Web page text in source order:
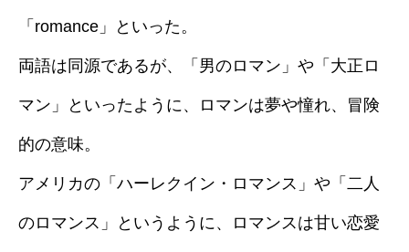
「romance」といった。
両語は同源であるが、「男のロマン」や「大正ロ
マン」といったように、ロマンは夢や憧れ、冒険
的の意味。
アメリカの「ハーレクイン・ロマンス」や「二人
のロマンス」というように、ロマンスは甘い恋愛